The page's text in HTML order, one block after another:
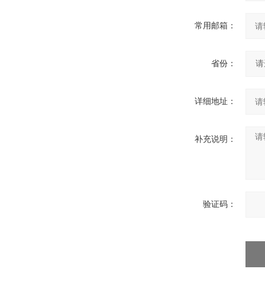
常用邮箱：
省份：
详细地址：
补充说明：
验证码：